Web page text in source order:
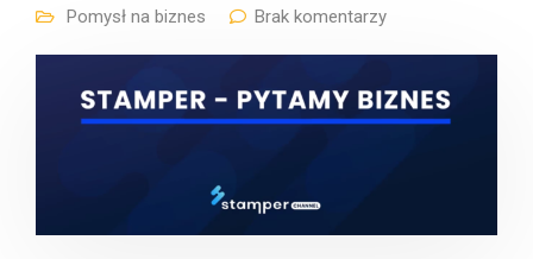
Pomysł na biznes
Brak komentarzy